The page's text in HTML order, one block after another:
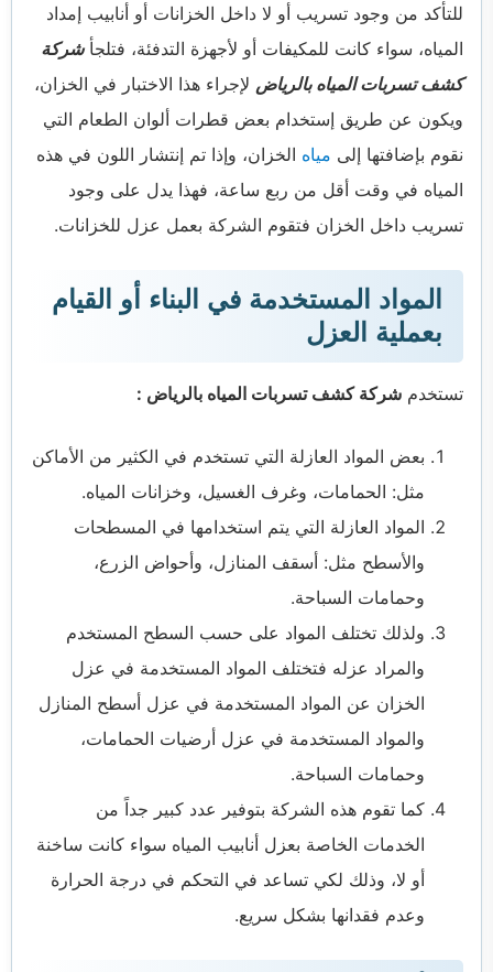
للتأكد من وجود تسريب أو لا داخل الخزانات أو أنابيب إمداد
المياه، سواء كانت للمكيفات أو لأجهزة التدفئة، فتلجأشركة
كشف تسربات المياه بالرياض لإجراء هذا الاختبار في الخزان،
ويكون عن طريق إستخدام بعض قطرات ألوان الطعام التي
نقوم بإضافتها إلى مياه الخزان، وإذا تم إنتشار اللون في هذه
المياه في وقت أقل من ربع ساعة، فهذا يدل على وجود
تسريب داخل الخزان فتقوم الشركة بعمل عزل للخزانات.
المواد المستخدمة في البناء أو القيام
بعملية العزل
تستخدم شركة كشف تسربات المياه بالرياض :
بعض المواد العازلة التي تستخدم في الكثير من الأماكن
مثل: الحمامات، وغرف الغسيل، وخزانات المياه.
المواد العازلة التي يتم استخدامها في المسطحات
والأسطح مثل: أسقف المنازل، وأحواض الزرع،
وحمامات السباحة.
ولذلك تختلف المواد على حسب السطح المستخدم
والمراد عزله فتختلف المواد المستخدمة في عزل
الخزان عن المواد المستخدمة في عزل أسطح المنازل
والمواد المستخدمة في عزل أرضيات الحمامات،
وحمامات السباحة.
كما تقوم هذه الشركة بتوفير عدد كبير جداً من
الخدمات الخاصة بعزل أنابيب المياه سواء كانت ساخنة
أو لا، وذلك لكي تساعد في التحكم في درجة الحرارة
وعدم فقدانها بشكل سريع.